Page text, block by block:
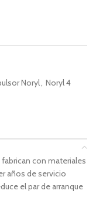
Noryl, Noryl 4
fabrican con materiales
años de servicio
el par de arranque